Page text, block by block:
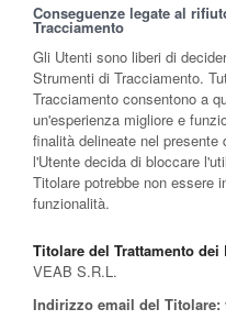
Conseguenze legate al
Tracciamento
Gli Utenti sono liberi di
Strumenti di Tracciamento.
Tracciamento consentono a
un'esperienza migliore e
finalità delineate nel presente
l'Utente decida di bloccare
Titolare potrebbe non essere
funzionalità.
Titolare del Trattamento dei
VEAB S.R.L.
Indirizzo email del Titolare: